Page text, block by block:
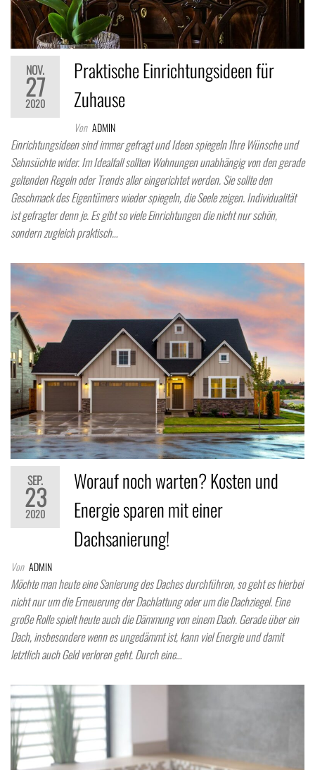
NOV.
27
2020
Praktische Einrichtungsideen für
Zuhause
Von ADMIN
Einrichtungsideen sind immer gefragt und Ideen spiegeln Ihre Wünsche und
Sehnsüchte wider. Im Idealfall sollten Wohnungen unabhängig von den gerade
geltenden Regeln oder Trends aller eingerichtet werden. Sie sollte den
Geschmack des Eigentümers wieder spiegeln, die Seele zeigen. Individualität
ist gefragter denn je. Es gibt so viele Einrichtungen die nicht nur schön,
sondern zugleich praktisch…
SEP.
23
2020
Worauf noch warten? Kosten und
Energie sparen mit einer
Dachsanierung!
Von ADMIN
Möchte man heute eine Sanierung des Daches durchführen, so geht es hierbei
nicht nur um die Erneuerung der Dachlattung oder um die Dachziegel. Eine
große Rolle spielt heute auch die Dämmung von einem Dach. Gerade über ein
Dach, insbesondere wenn es ungedämmt ist, kann viel Energie und damit
letztlich auch Geld verloren geht. Durch eine…